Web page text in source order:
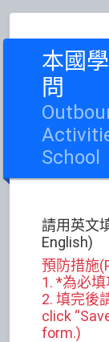
本國
問
School
請用英文
English)
預防措施
1. *為必
2. 填完後
click
form.)